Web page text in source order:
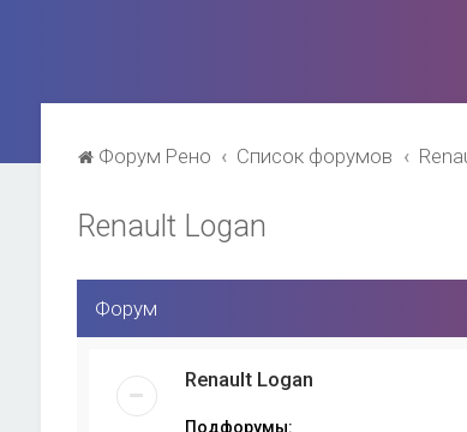
Форум Рено Список форумов
Renault Logan
Форум
Renault Logan
Подфорумы: